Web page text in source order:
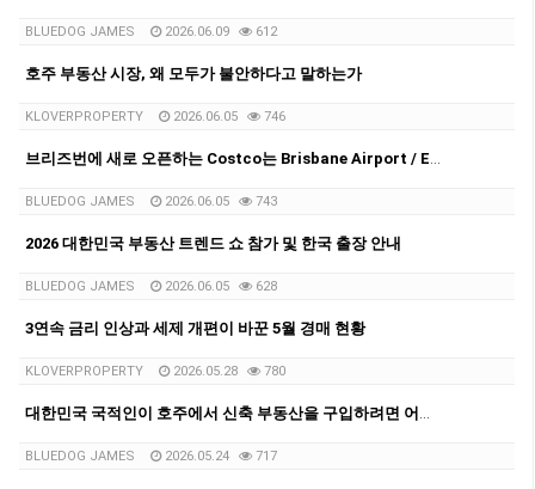
BLUEDOG JAMES 2026.06.09 612
호주 부동산 시장, 왜 모두가 불안하다고 말하는가
KLOVERPROPERTY 2026.06.05 746
브리즈번에 새로 오픈하는 Costco는 Brisbane Airport / Eagle Farm 지역입니다.
BLUEDOG JAMES 2026.06.05 743
2026 대한민국 부동산 트렌드 쇼 참가 및 한국 출장 안내
BLUEDOG JAMES 2026.06.05 628
3연속 금리 인상과 세제 개편이 바꾼 5월 경매 현황
KLOVERPROPERTY 2026.05.28 780
대한민국 국적인이 호주에서 신축 부동산을 구입하려면 어떤 절차로 진행될까요?
BLUEDOG JAMES 2026.05.24 717